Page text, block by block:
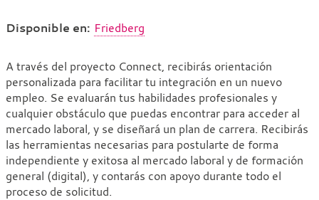
u
Disponible en: Friedberg
Conectar
A través del proyecto Connect, recibirás orientación
personalizada para facilitar tu integración en un nuevo
empleo. Se evaluarán tus habilidades profesionales y
cualquier obstáculo que puedas encontrar para acceder al
mercado laboral, y se diseñará un plan de carrera. Recibirás
las herramientas necesarias para postularte de forma
independiente y exitosa al mercado laboral y de formación
general (digital), y contarás con apoyo durante todo el
proceso de solicitud.